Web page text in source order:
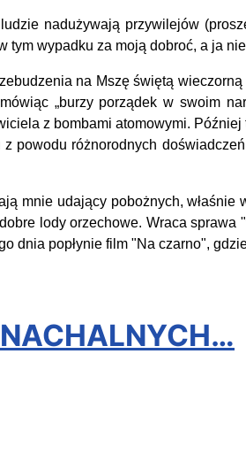
nadużywają przywilejów
tym wypadku za moją dobroć, a ja
na Mszę świętą
„burzy porządek w swoim
z bombami atomowymi. Później
powodu różnorodnych
mnie udający pobożnych, właśnie
lody orzechowe. Wraca
dnia popłynie film "Na czarno",